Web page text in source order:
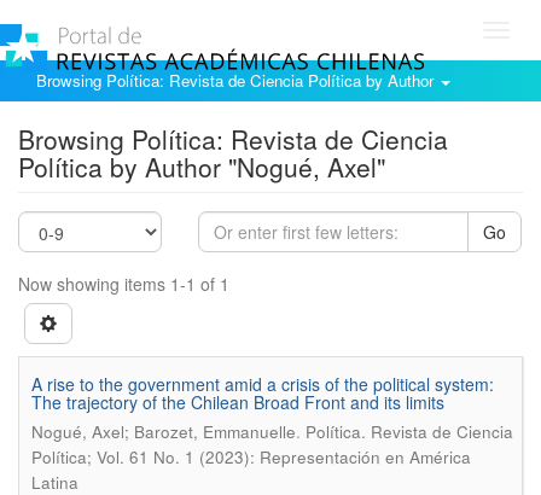
Browsing Política: Revista de Ciencia Política by Author
Browsing Política: Revista de Ciencia
Política by Author "Nogué, Axel"
Go
Now showing items 1-1 of 1
A rise to the government amid a crisis of the political system:
The trajectory of the Chilean Broad Front and its limits
Nogué, Axel; Barozet, Emmanuelle. Política. Revista de Ciencia
Política; Vol. 61 No. 1 (2023): Representación en América
Latina